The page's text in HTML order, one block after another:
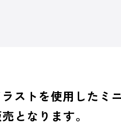
ストを使用したミ
となります。